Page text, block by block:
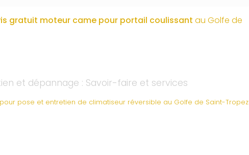
gratuit moteur came pour portail coulissant au Golfe de
et dépannage : Savoir-faire et services
pose et entretien de climatiseur réversible au Golfe de Saint-Tropez